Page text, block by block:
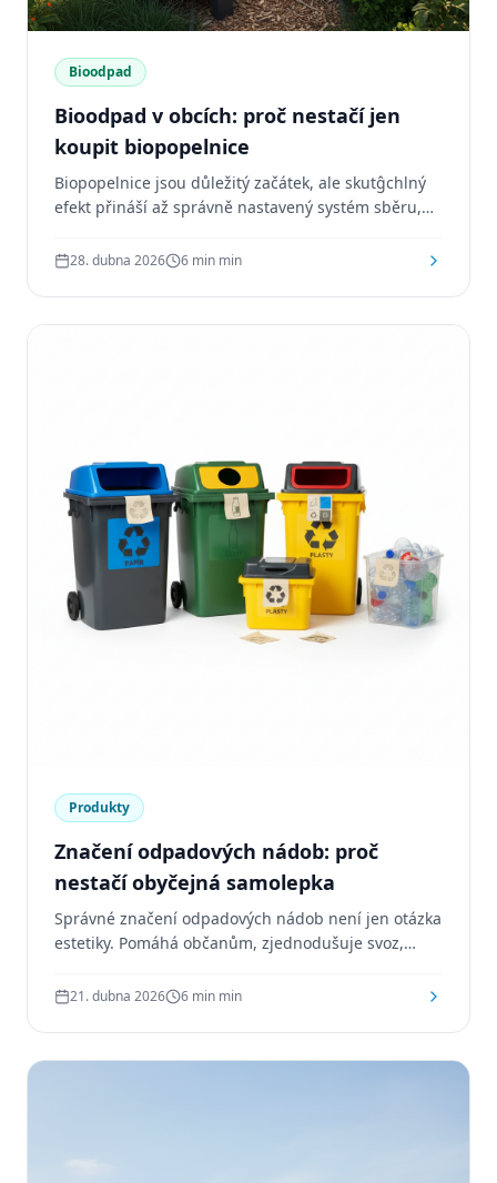
Bioodpad
Bioodpad v obcích: proč nestačí jen
koupit biopopelnice
Biopopelnice jsou důležitý začátek, ale skutĝchlný
efekt přináší až správně nastavený systém sběru,
28. dubna 2026 6 min min
Produkty
Značení odpadových nádob: proč
nestačí obyčejná samolepka
Správné značení odpadových nádob není jen otázka
estetiky. Pomáhá občanům, zjednodušuje svoz,
náklady na údržbu systému.
21. dubna 2026 6 min min